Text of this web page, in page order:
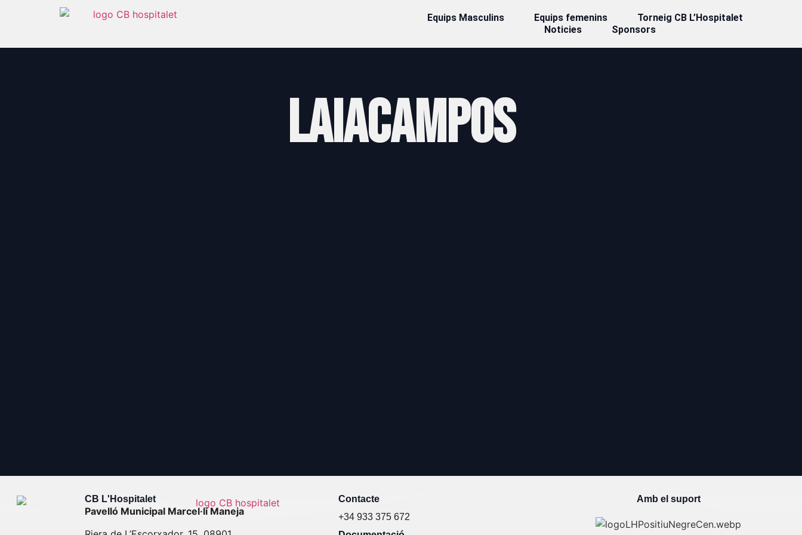
Equips Masculins Equips femenins
Torneig CB L’Hospitalet
Noticies
Sponsors
LaiaCampos
CB L'Hospitalet
Pavelló Municipal Marcel·lí Maneja
Contacte
+34 933 375 672
Amb el suport